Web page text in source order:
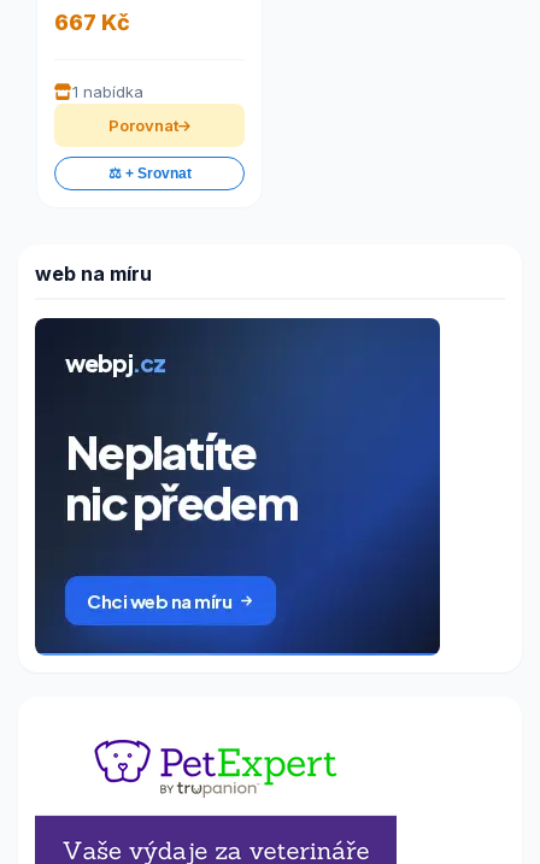
sensitive pro koně
citlivé a jezdce bez
667 Kč
1 nabídka
Porovnat
⚖️ + Srovnat
web na míru